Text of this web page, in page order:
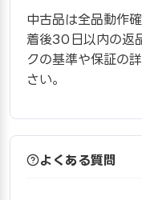
中古品は全品動作
着後30日以内の返
クの基準や保証の
さい。
よくある質問